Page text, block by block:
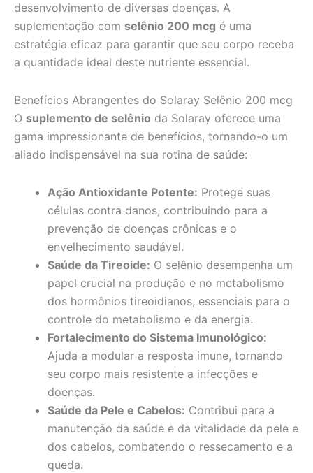
desenvolvimento de diversas doenças. A
suplementação com selênio 200 mcg é uma
estratégia eficaz para garantir que seu corpo receba
a quantidade ideal deste nutriente essencial.
Benefícios Abrangentes do Solaray Selênio 200 mcg
O suplemento de selênio da Solaray oferece uma
gama impressionante de benefícios, tornando-o um
aliado indispensável na sua rotina de saúde:
Ação Antioxidante Potente: Protege suas
células contra danos, contribuindo para a
prevenção de doenças crônicas e o
envelhecimento saudável.
Saúde da Tireoide: O selênio desempenha um
papel crucial na produção e no metabolismo
dos hormônios tireoidianos, essenciais para o
controle do metabolismo e da energia.
Fortalecimento do Sistema Imunológico:
Ajuda a modular a resposta imune, tornando
seu corpo mais resistente a infecções e
doenças.
Saúde da Pele e Cabelos: Contribui para a
manutenção da saúde e da vitalidade da pele e
dos cabelos, combatendo o ressecamento e a
queda.